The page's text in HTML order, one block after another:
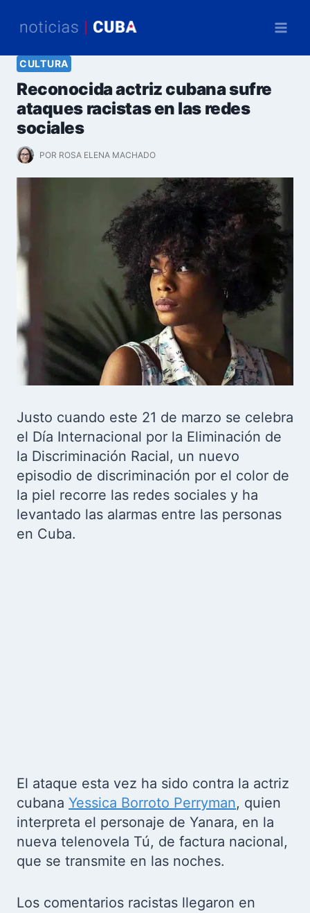
CULTURA
Reconocida actriz cubana sufre
ataques racistas en las redes
sociales
POR ROSA ELENA MACHADO
Justo cuando este 21 de marzo se celebra
el Día Internacional por la Eliminación de
la Discriminación Racial, un nuevo
episodio de discriminación por el color de
la piel recorre las redes sociales y ha
levantado las alarmas entre las personas
en Cuba.
El ataque esta vez ha sido contra la actriz
cubana Yessica Borroto Perryman, quien
interpreta el personaje de Yanara, en la
nueva telenovela Tú, de factura nacional,
que se transmite en las noches.
Los comentarios racistas llegaron en